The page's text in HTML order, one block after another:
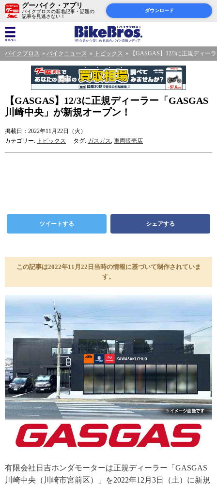
グーバイク・アプリ
バイクブロスの新着記事・話題の
記事を見逃さない！
ダウンロード
バイクブロス バイクニュース トピックス 【GASGAS】12/3に正規ディー
【GASGAS】12/3に正規ディーラー「GASGAS
川崎中央」が新規オープン！
掲載日：2022年11月22日（火）
カテゴリー: トピックス タグ: ガスガス, 車両販売店
ツイートする シェアする
この記事は2022年11月22日当時の情報に基づいて制作されていま
す。
有限会社日吉ホンダモーターは正規ディーラー「GASGAS
川崎中央（川崎市宮前区）」を2022年12月3日（土）に新規